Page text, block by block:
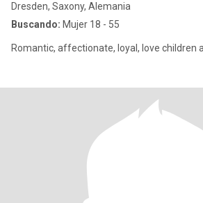
Dresden, Saxony, Alemania
Buscando: Mujer 18 - 55
Romantic, affectionate, loyal, love children